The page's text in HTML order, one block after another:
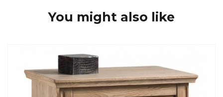
You might also like